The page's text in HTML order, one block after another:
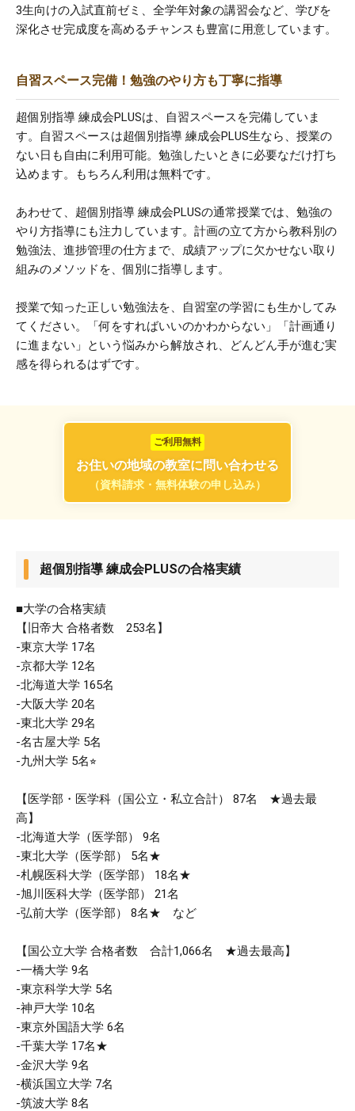
3生向けの入試直前ゼミ、全学年対象の講習会など、学びを
深化させ完成度を高めるチャンスも豊富に用意しています。
自習スペース完備！勉強のやり方も丁寧に指導
超個別指導 練成会PLUSは、自習スペースを完備していま
す。自習スペースは超個別指導 練成会PLUS生なら、授業の
ない日も自由に利用可能。勉強したいときに必要なだけ打ち
込めます。もちろん利用は無料です。
あわせて、超個別指導 練成会PLUSの通常授業では、勉強の
やり方指導にも注力しています。計画の立て方から教科別の
勉強法、進捗管理の仕方まで、成績アップに欠かせない取り
組みのメソッドを、個別に指導します。
授業で知った正しい勉強法を、自習室の学習にも生かしてみ
てください。「何をすればいいのかわからない」「計画通り
に進まない」という悩みから解放され、どんどん手が進む実
感を得られるはずです。
ご利用無料
お住いの地域の教室に問い合わせる
（資料請求・無料体験の申し込み）
超個別指導 練成会PLUSの合格実績
■大学の合格実績
【旧帝大 合格者数 253名】
-東京大学 17名
-京都大学 12名
-北海道大学 165名
-大阪大学 20名
-東北大学 29名
-名古屋大学 5名
-九州大学 5名⭐︎
【医学部・医学科（国公立・私立合計） 87名 ★過去最
高】
-北海道大学（医学部） 9名
-東北大学（医学部） 5名★
-札幌医科大学（医学部） 18名★
-旭川医科大学（医学部） 21名
-弘前大学（医学部） 8名★ など
【国公立大学 合格者数 合計1,066名 ★過去最高】
-一橋大学 9名
-東京科学大学 5名
-神戸大学 10名
-東京外国語大学 6名
-千葉大学 17名★
-金沢大学 9名
-横浜国立大学 7名
-筑波大学 8名